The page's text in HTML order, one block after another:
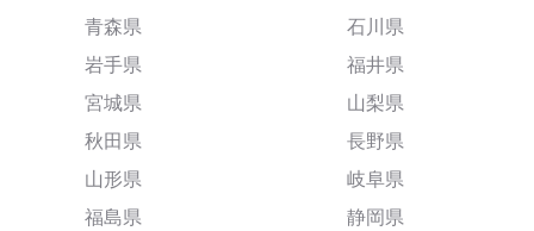
青森県
岩手県
宮城県
秋田県
山形県
福島県
石川県
福井県
山梨県
長野県
岐阜県
静岡県